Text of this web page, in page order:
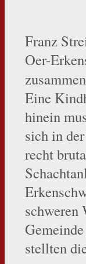
Franz
Oer-
Eine
hinein
sich in
recht
schweren
stellten